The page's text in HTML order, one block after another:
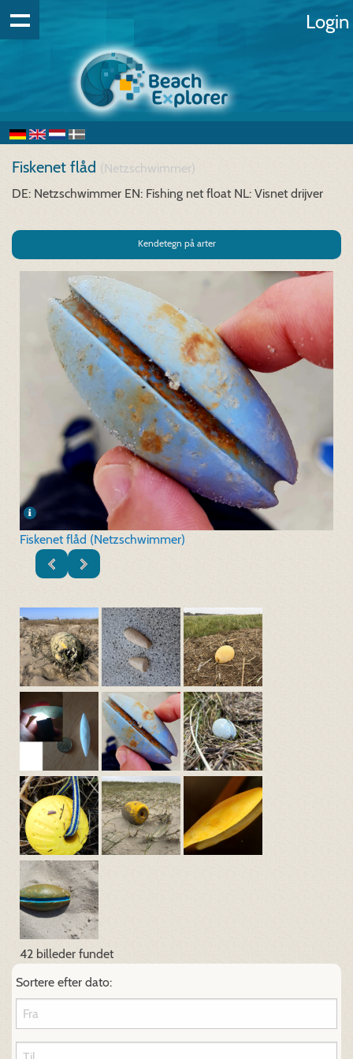
Login
Fiskenet flåd (Netzschwimmer)
DE: Netzschwimmer EN: Fishing net float NL: Visnet drijver
Kendetegn på arter
Fiskenet flåd (Netzschwimmer)
42 billeder fundet
Sortere efter dato: